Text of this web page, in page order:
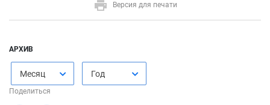
Версия для печати
АРХИВ
Месяц Год
Поделиться